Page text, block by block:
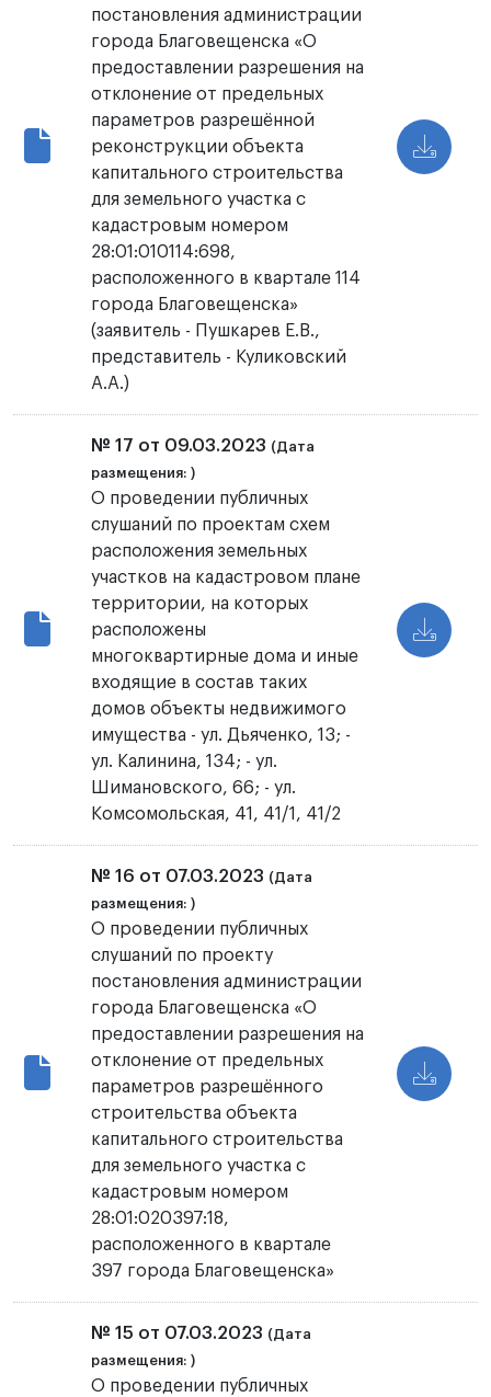
постановления администрации
города Благовещенска «О
предоставлении разрешения на
отклонение от предельных
параметров разрешённой
реконструкции объекта
капитального строительства
для земельного участка с
кадастровым номером
28:01:010114:698,
расположенного в квартале 114
города Благовещенска»
(заявитель - Пушкарев Е.В.,
представитель - Куликовский
А.А.)
№ 17 от 09.03.2023 (Дата
размещения: )
О проведении публичных
слушаний по проектам схем
расположения земельных
участков на кадастровом плане
территории, на которых
расположены
многоквартирные дома и иные
входящие в состав таких
домов объекты недвижимого
имущества - ул. Дьяченко, 13; -
ул. Калинина, 134; - ул.
Шимановского, 66; - ул.
Комсомольская, 41, 41/1, 41/2
№ 16 от 07.03.2023 (Дата
размещения: )
О проведении публичных
слушаний по проекту
постановления администрации
города Благовещенска «О
предоставлении разрешения на
отклонение от предельных
параметров разрешённого
строительства объекта
капитального строительства
для земельного участка с
кадастровым номером
28:01:020397:18,
расположенного в квартале
397 города Благовещенска»
№ 15 от 07.03.2023 (Дата
размещения: )
О проведении публичных